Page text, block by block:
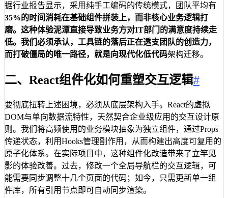
据行业报告显示，采用纯手工编码的传统模式，团队平均有
35%的时间消耗在基础组件拼装上，而非核心业务逻辑打
磨。这种体验泥潭直接导致业务方对IT部门的满意度持续走
低。我们必须承认，工具链的落后正在透支团队的创造力，
而打破僵局的唯一路径，就是向现代化低代码架构迁移。
二、React组件化如何重塑交互逻辑#
要彻底扭转上述困境，必须从底层架构入手。React的虚拟
DOM与单向数据流特性，天然契合企业级应用的交互设计原
则。我们将高频使用的业务模块抽象为独立组件，通过Props
传递状态，利用Hooks管理副作用，从而构建出高度可复用的
原子化体系。在实际项目中，这种组件化改造带来了立竿见
影的体验改善。过去，修改一个全局导航栏的交互逻辑，可
能需要同步调整十几个页面的代码；如今，只需更新单一组
件库，所有引用节点即可自动同步渲染。